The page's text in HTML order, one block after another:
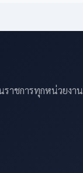
าชการทุกหน่วยงาน